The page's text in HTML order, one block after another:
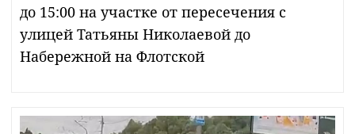
до 15:00 на участке от пересечения с
улицей Татьяны Николаевой до
Набережной на Флотской